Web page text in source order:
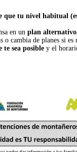
que tu nivel habitual
en un plan
o cambia de planes si es
te sea posible y el